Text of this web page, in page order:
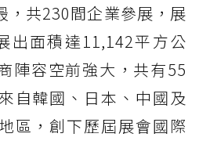
，共230間企業參展，展
出面積達11,142平方公
陣容空前強大，共有55
自韓國、日本、中國及
區，創下歷屆展會國際